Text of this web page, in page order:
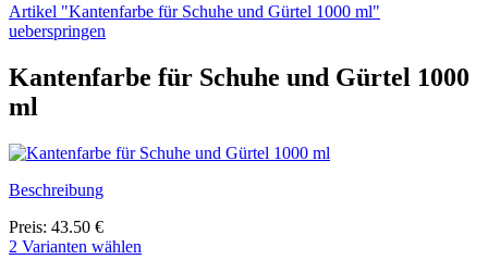
Artikel "Kantenfarbe für Schuhe und Gürtel 1000 ml"
ueberspringen
Kantenfarbe für Schuhe und Gürtel 1000
ml
Beschreibung
Preis: 43.50 €
2 Varianten wählen